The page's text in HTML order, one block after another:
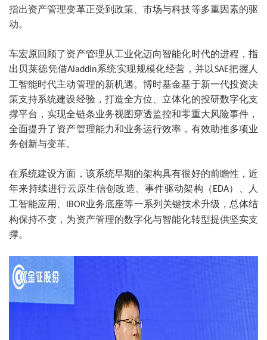
指出资产管理变革正受到政策、市场与科技等多重因素的驱
动。
车宏原回顾了资产管理从工业化迈向智能化时代的进程，指
出贝莱德凭借Aladdin系统实现规模化经营，并以SAE把握人
工智能时代主动管理的新机遇。博时基金基于新一代投资决
策支持系统建设经验，打造全方位、立体化的投研数字化支
撑平台，实现全链条业务视图穿透监控和零重大风险事件，
全面提升了资产管理能力和业务运行效率，有效助推多项业
务创新与变革。
在系统建设方面，该系统早期的架构具有很好的前瞻性，近
年来持续进行云原生信创改造、事件驱动架构（ EDA）、人
工智能应用、
IBOR业务底座等一系列关键技术升级，总体结
构保持不变，为资产管理的数字化与智能化转型提供坚实支
撑。